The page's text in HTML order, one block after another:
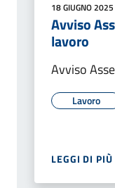
18 GIUGNO 2025
Avviso
lavoro
Avviso
Lavoro
LEGGI DI PIÙ